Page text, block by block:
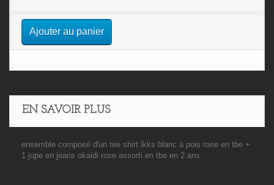
Ajouter au panier
EN SAVOIR PLUS
ensemble composé d'un tee shirt ikks blanc à pois rose en tbe +
1 jupe en jeans okaidi rose assorti en tbe en 2 ans